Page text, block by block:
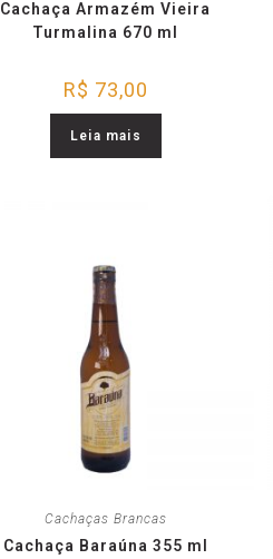
Cachaça Armazém Vieira
Turmalina 670 ml
R$ 73,00
Leia mais
Cachaças Brancas
Cachaça Baraúna 355 ml